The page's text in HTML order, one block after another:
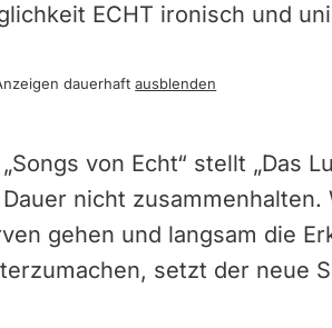
ECHT ironisch und
dauerhaftausblenden
von Echt“ stellt „Das
nicht
gehen und langsam die
setzt der neue